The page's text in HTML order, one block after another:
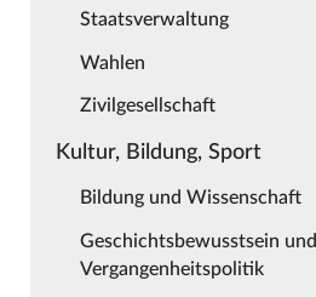
Staatsverwaltung
Wahlen
Zivilgesellschaft
Kultur, Bildung, Sport
Bildung und Wissenschaft
Geschichtsbewusstsein und
Vergangenheitspolitik